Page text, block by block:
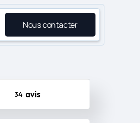
Nous contacter
34 avis